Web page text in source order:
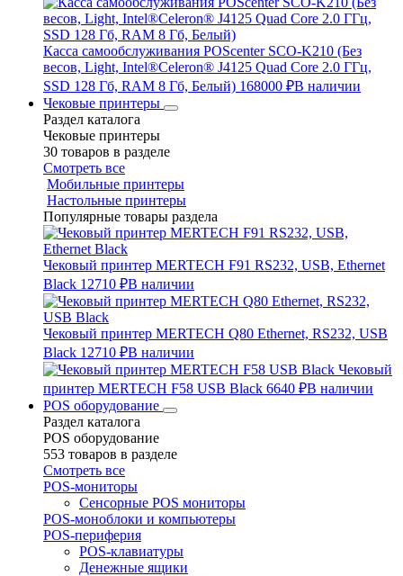
Касса самообслуживания POScenter SCO-K210 (Без
весов, Light, Intel®Celeron® J4125 Quad Core 2.0 ГГц,
SSD 128 Гб, RAM 8 Гб, Белый) 168000 ₽В наличии
Чековые принтеры
Раздел каталога
Чековые принтеры
30 товаров в разделе
Смотреть все
Мобильные принтеры
Настольные принтеры
Популярные товары раздела
Чековый принтер MERTECH F91 RS232, USB, Ethernet
Black 12710 ₽В наличии
Чековый принтер MERTECH Q80 Ethernet, RS232, USB
Black 12710 ₽В наличии
Чековый
принтер MERTECH F58 USB Black 6640 ₽В наличии
POS оборудование
Раздел каталога
POS оборудование
553 товаров в разделе
Смотреть все
POS-мониторы
Сенсорные POS мониторы
POS-моноблоки и компьютеры
POS-периферия
POS-клавиатуры
Денежные ящики